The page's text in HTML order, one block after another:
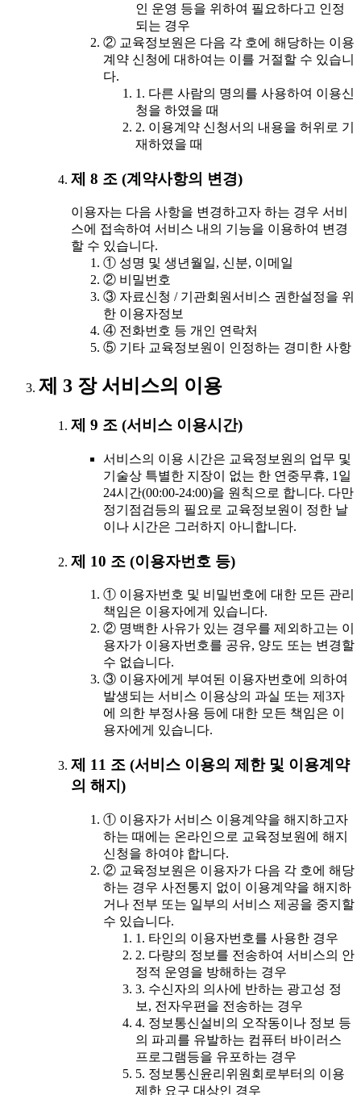
인 운영 등을 위하여 필요하다고 인정
되는 경우
② 교육정보원은 다음 각 호에 해당하는 이용
계약 신청에 대하여는 이를 거절할 수 있습니
다.
1. 다른 사람의 명의를 사용하여 이용신
청을 하였을 때
2. 이용계약 신청서의 내용을 허위로 기
재하였을 때
제 8 조 (계약사항의 변경)
이용자는 다음 사항을 변경하고자 하는 경우 서비
스에 접속하여 서비스 내의 기능을 이용하여 변경
할 수 있습니다.
① 성명 및 생년월일, 신분, 이메일
② 비밀번호
③ 자료신청 / 기관회원서비스 권한설정을 위
한 이용자정보
④ 전화번호 등 개인 연락처
⑤ 기타 교육정보원이 인정하는 경미한 사항
제 3 장 서비스의 이용
제 9 조 (서비스 이용시간)
서비스의 이용 시간은 교육정보원의 업무 및
기술상 특별한 지장이 없는 한 연중무휴, 1일
24시간(00:00-24:00)을 원칙으로 합니다. 다만
정기점검등의 필요로 교육정보원이 정한 날
이나 시간은 그러하지 아니합니다.
제 10 조 (이용자번호 등)
① 이용자번호 및 비밀번호에 대한 모든 관리
책임은 이용자에게 있습니다.
② 명백한 사유가 있는 경우를 제외하고는 이
용자가 이용자번호를 공유, 양도 또는 변경할
수 없습니다.
③ 이용자에게 부여된 이용자번호에 의하여
발생되는 서비스 이용상의 과실 또는 제3자
에 의한 부정사용 등에 대한 모든 책임은 이
용자에게 있습니다.
제 11 조 (서비스 이용의 제한 및 이용계약
의 해지)
① 이용자가 서비스 이용계약을 해지하고자
하는 때에는 온라인으로 교육정보원에 해지
신청을 하여야 합니다.
② 교육정보원은 이용자가 다음 각 호에 해당
하는 경우 사전통지 없이 이용계약을 해지하
거나 전부 또는 일부의 서비스 제공을 중지할
수 있습니다.
1. 타인의 이용자번호를 사용한 경우
2. 다량의 정보를 전송하여 서비스의 안
정적 운영을 방해하는 경우
3. 수신자의 의사에 반하는 광고성 정
보, 전자우편을 전송하는 경우
4. 정보통신설비의 오작동이나 정보 등
의 파괴를 유발하는 컴퓨터 바이러스
프로그램등을 유포하는 경우
5. 정보통신윤리위원회로부터의 이용
제한 요구 대상인 경우